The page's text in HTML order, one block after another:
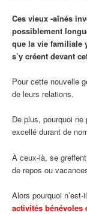
Ces vieux -aînés
possiblement
que la vie familiale
s’y créent devant
Pour cette nouvelle
de leurs relations.
De plus, pourquoi
excellé durant de
À ceux-là, se
de repos ou
Alors pourquoi
activités bénévoles